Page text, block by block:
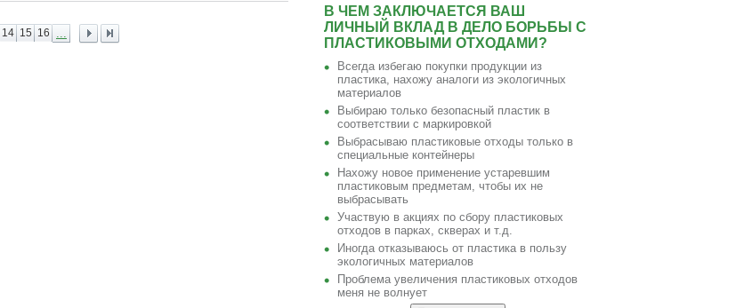
14 15 16 ...
В ЧЕМ ЗАКЛЮЧАЕТСЯ ВАШ
ЛИЧНЫЙ ВКЛАД В ДЕЛО БОРЬБЫ С
ПЛАСТИКОВЫМИ ОТХОДАМИ?
Всегда избегаю покупки продукции из
пластика, нахожу аналоги из экологичных
материалов
Выбираю только безопасный пластик в
соответствии с маркировкой
Выбрасываю пластиковые отходы только в
специальные контейнеры
Нахожу новое применение устаревшим
пластиковым предметам, чтобы их не
выбрасывать
Участвую в акциях по сбору пластиковых
отходов в парках, скверах и т.д.
Иногда отказываюсь от пластика в пользу
экологичных материалов
Проблема увеличения пластиковых отходов
меня не волнует